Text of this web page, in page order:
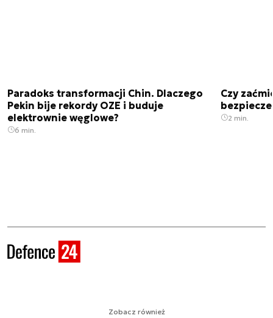
Paradoks transformacji Chin. Dlaczego
Pekin bije rekordy OZE i buduje
elektrownie węglowe?
6 min.
Czy
2 min.
Zobacz również